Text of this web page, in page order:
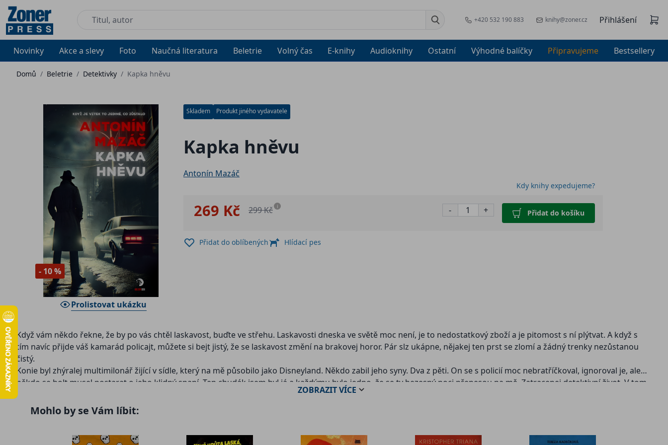
+420 532 190 883 knihy@zoner.cz Přihlášení
Novinky Akce a slevy Foto Naučná literatura Beletrie Volný čas E-knihy Audioknihy Ostatní Výhodné balíčky Připravujeme Bestsellery
Domů / Beletrie / Detektivky / Kapka hněvu
- 10 %
Prolistovat ukázku
Skladem Produkt jiného vydavatele
Kapka hněvu
Antonín Mazáč
Kdy knihy expedujeme?
269 Kč 299 Kč i - + Přidat do košíku
Přidat do oblíbených Hlídací pes
Když vám někdo řekne, že by po vás chtěl laskavost, buďte ve střehu. Laskavosti dneska ve světě moc není, je to nedostatkový zboží a je pitomost s ní plýtvat. A když s
tím navíc přijde váš kamarád policajt, můžete si bejt jistý, že se laskavost změní na brakovej horor. Pár slz ukápne, nějakej ten prst se zlomí a žádný trenky nezůstanou
čistý.
Konie byl zhýralej multimilonář žijící v sídle, který na mě působilo jako Disneyland. Někdo zabil jeho syny. Dva z pěti. On se s policií moc nebratříčkoval, ignoroval je, ale
někdo se holt musel postarat o jeho klidný spaní. Ten chudák jsem byl já a každýmu bylo jedno, že se ty bezesný noci přenesou na mě. Zatracenej detektivní život. V tom
příštím si přeju bejt osmnáctiletou striptérkou, prosím…
ZOBRAZITVÍCE
Mohlo by se Vám líbit: